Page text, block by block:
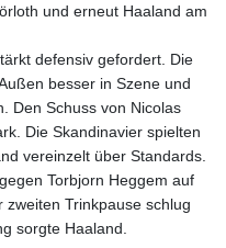
und erneut Haaland am
defensiv gefordert. Die
besser in Szene und
Den Schuss von Nicolas
Die Skandinavier spielten
vereinzelt über Standards.
Torbjorn Heggem auf
Trinkpause schlug
sorgte Haaland.